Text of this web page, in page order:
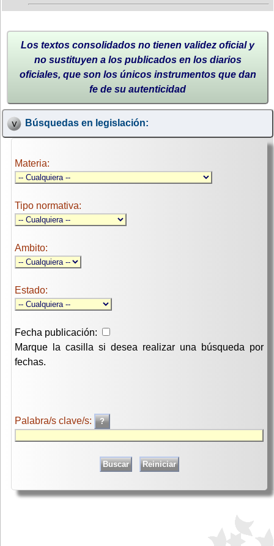
Los textos consolidados no tienen validez oficial y
no sustituyen a los publicados en los diarios
oficiales, que son los únicos instrumentos que dan
fe de su autenticidad
Búsquedas en legislación:
Materia:
Tipo normativa:
Ambito:
Estado:
Fecha publicación:
Marque la casilla si desea realizar una búsqueda por
fechas.
Palabra/s clave/s: